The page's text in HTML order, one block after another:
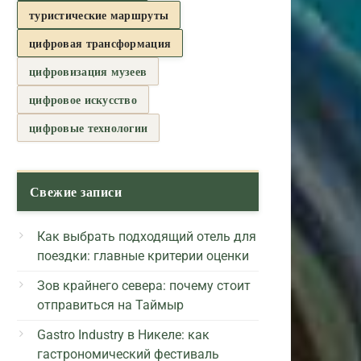
туристические маршруты
цифровая трансформация
цифровизация музеев
цифровое искусство
цифровые технологии
Свежие записи
Как выбрать подходящий отель для
поездки: главные критерии оценки
Зов крайнего севера: почему стоит
отправиться на Таймыр
Gastro Industry в Никеле: как
гастрономический фестиваль